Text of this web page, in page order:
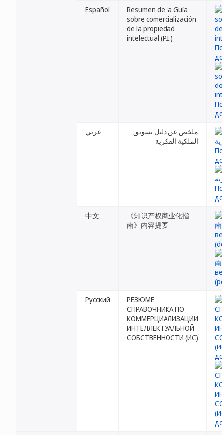
Español
Resumen de la Guía
sobre comercialización
de la propiedad
intelectual (P.I.)
عربي
ملخص عن دليل تسويق
الملكية الفكرية
中文
《知识产权商业化指
南》内容提要
Русский
РЕЗЮМЕ
СПРАВОЧНИКА ПО
КОММЕРЦИАЛИЗАЦИИ
ИНТЕЛЛЕКТУАЛЬНОЙ
СОБСТВЕННОСТИ (ИС)